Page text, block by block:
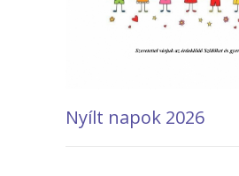
Nyílt napok 2026